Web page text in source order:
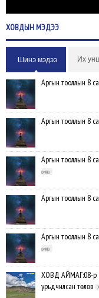
ХОВДЫНМЭДЭЭ
Шинэ мэдээ Их
Аргын тооллын 8
Аргын тооллын 8
Аргын тооллын 8
өмнө
Аргын тооллын 8
Аргын тооллын 8
өмнө
ХОВД АЙМАГ:08-р
урьдчилсан төлөв